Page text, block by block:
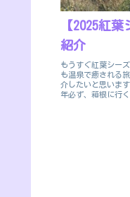
【2025紅
紹介
もうすぐ紅葉シー
も温泉で癒される
介したいと思いま
年必ず、箱根に行